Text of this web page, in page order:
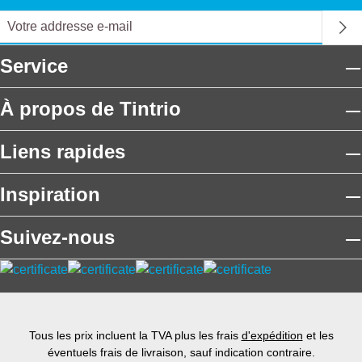
Service
À propos de Tintrio
Liens rapides
Inspiration
Suivez-nous
Tous les prix incluent la TVA plus les frais d'expédition et les
éventuels frais de livraison, sauf indication contraire.